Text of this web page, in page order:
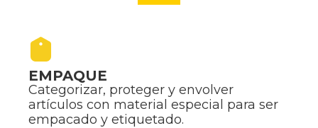
EMPAQUE
Categorizar, proteger y envolver
artículos con material especial para ser
empacado y etiquetado.